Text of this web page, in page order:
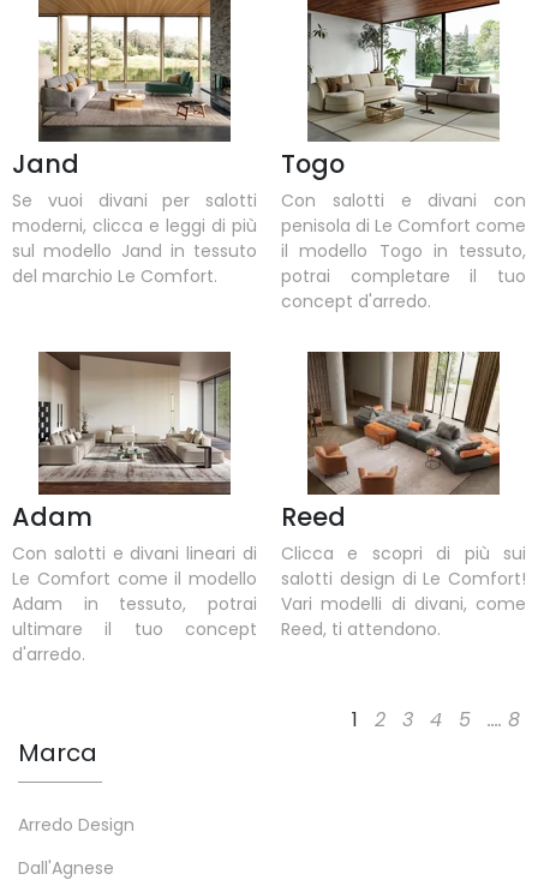
Jand
Se vuoi divani per salotti
moderni, clicca e leggi di più
sul modello Jand in tessuto
del marchio Le Comfort.
Togo
Con salotti e divani con
penisola di Le Comfort come
il modello Togo in tessuto,
potrai completare il tuo
concept d'arredo.
Adam
Con salotti e divani lineari di
Le Comfort come il modello
Adam in tessuto, potrai
ultimare il tuo concept
d'arredo.
Reed
Clicca e scopri di più sui
salotti design di Le Comfort!
Vari modelli di divani, come
Reed, ti attendono.
1 2 3 4 5 .... 8
Marca
Arredo Design
Dall'Agnese